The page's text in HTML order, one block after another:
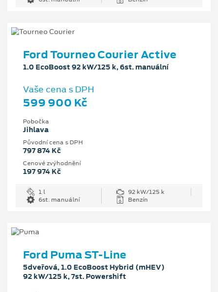
Ford Tourneo Courier Active
1.0 EcoBoost 92 kW/125 k, 6st. manuální
Vaše cena s DPH
599 900 Kč
Pobočka
Jihlava
Původní cena s DPH
797 874 Kč
Cenové zvýhodnění
197 974 Kč
1 l
92 kW/125 k
6st. manuální
Benzín
Ford Puma ST-Line
5dveřová, 1.0 EcoBoost Hybrid (mHEV)
92 kW/125 k, 7st. Powershift